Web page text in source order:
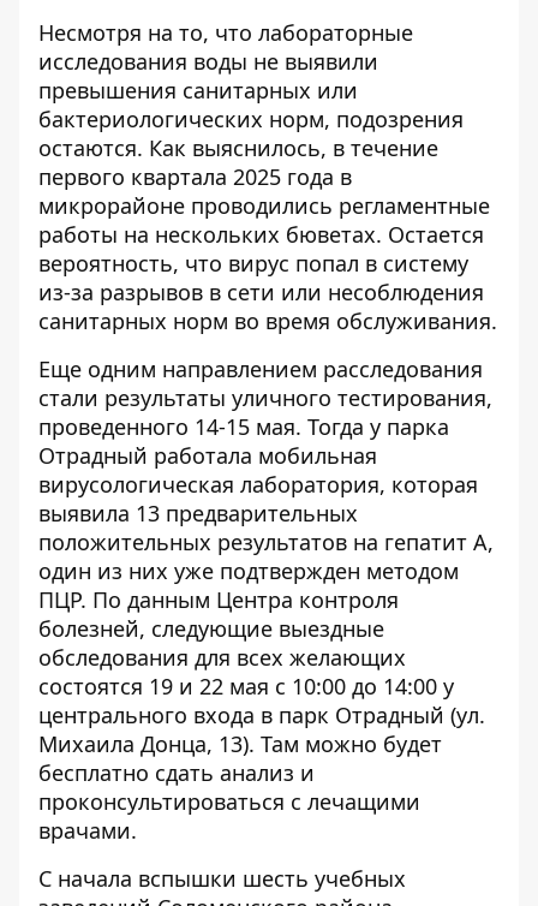
Несмотря на то, что лабораторные
исследования воды не выявили
превышения санитарных или
бактериологических норм, подозрения
остаются. Как выяснилось, в течение
первого квартала 2025 года в
микрорайоне проводились регламентные
работы на нескольких бюветах. Остается
вероятность, что вирус попал в систему
из-за разрывов в сети или несоблюдения
санитарных норм во время обслуживания.
Еще одним направлением расследования
стали результаты уличного тестирования,
проведенного 14-15 мая. Тогда у парка
Отрадный работала мобильная
вирусологическая лаборатория, которая
выявила 13 предварительных
положительных результатов на гепатит А,
один из них уже подтвержден методом
ПЦР. По данным Центра контроля
болезней, следующие выездные
обследования для всех желающих
состоятся 19 и 22 мая с 10:00 до 14:00 у
центрального входа в парк Отрадный (ул.
Михаила Донца, 13). Там можно будет
бесплатно сдать анализ и
проконсультироваться с лечащими
врачами.
С начала вспышки шесть учебных